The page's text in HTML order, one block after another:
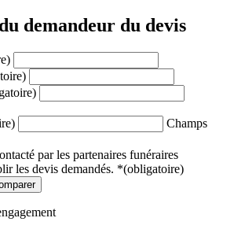
demandeur du devis
Champs
par les partenaires funéraires
les devis demandés. *(obligatoire)